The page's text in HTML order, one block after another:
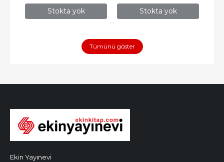
Stokta yok Stokta yok
Tümünü göster
Ekin Yayınevi